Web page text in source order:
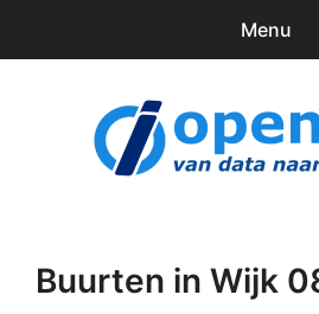
Menu
Downloads
Buurten in Wijk